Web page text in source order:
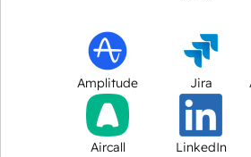
Amplitude Jira
Aircall LinkedIn